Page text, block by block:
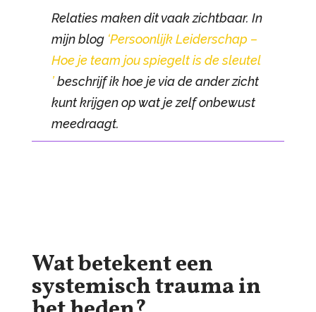
Relaties maken dit vaak zichtbaar. In
mijn blog ‘Persoonlijk Leiderschap –
Hoe je team jou spiegelt is de sleutel
’beschrijf ik hoe je via de ander zicht
kunt krijgen op wat je zelf onbewust
meedraagt.
Wat betekent een
systemisch trauma in